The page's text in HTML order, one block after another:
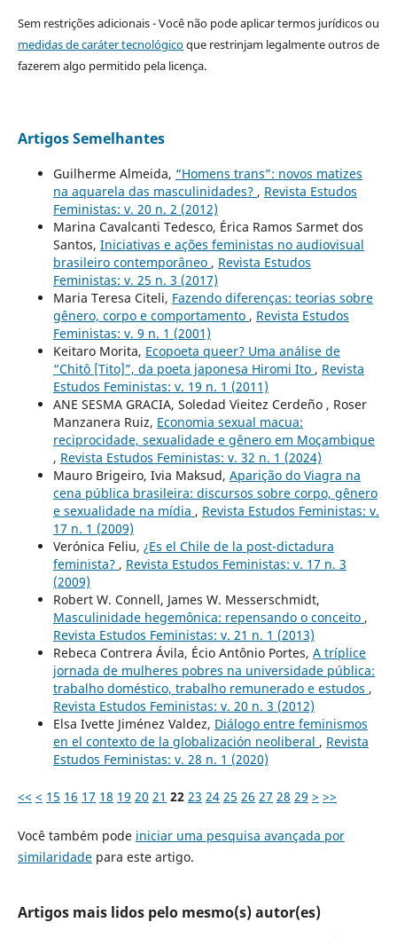
Sem restrições adicionais - Você não pode aplicar termos jurídicos ou
medidas de caráter tecnológicoque restrinjam legalmente outros de
fazerem algo permitido pela licença.
Artigos Semelhantes
Guilherme Almeida, “Homens trans”: novos matizes
na aquarela das masculinidades? , Revista Estudos
Feministas: v. 20 n. 2 (2012)
Marina Cavalcanti Tedesco, Érica Ramos Sarmet dos
Santos, Iniciativas e ações feministas no audiovisual
brasileiro contemporâneo , Revista Estudos
Feministas: v. 25 n. 3 (2017)
Maria Teresa Citeli, Fazendo diferenças: teorias sobre
gênero, corpo e comportamento , Revista Estudos
Feministas: v. 9 n. 1 (2001)
Keitaro Morita, Ecopoeta queer? Uma análise de
“Chitô [Tito]”, da poeta japonesa Hiromi Ito , Revista
Estudos Feministas: v. 19 n. 1 (2011)
ANE SESMA GRACIA, Soledad Vieitez Cerdeño , Roser
Manzanera Ruiz, Economia sexual macua:
reciprocidade, sexualidade e gênero em Moçambique
, Revista Estudos Feministas: v. 32 n. 1 (2024)
Mauro Brigeiro, Ivia Maksud, Aparição do Viagra na
cena pública brasileira: discursos sobre corpo, gênero
e sexualidade na mídia , Revista Estudos Feministas: v.
17 n. 1 (2009)
Verónica Feliu, ¿Es el Chile de la post-dictadura
feminista? , Revista Estudos Feministas: v. 17 n. 3
(2009)
Robert W. Connell, James W. Messerschmidt,
Masculinidade hegemônica: repensando o conceito ,
Revista Estudos Feministas: v. 21 n. 1 (2013)
Rebeca Contrera Ávila, Écio Antônio Portes, A tríplice
jornada de mulheres pobres na universidade pública:
trabalho doméstico, trabalho remunerado e estudos ,
Revista Estudos Feministas: v. 20 n. 3 (2012)
Elsa Ivette Jiménez Valdez, Diálogo entre feminismos
en el contexto de la globalización neoliberal , Revista
Estudos Feministas: v. 28 n. 1 (2020)
<< < 15 16 17 18 19 20 21 22 23 24 25 26 27 28 29 > >>
Você também pode iniciar uma pesquisa avançada por
similaridadepara este artigo.
Artigos mais lidos pelo mesmo(s) autor(es)